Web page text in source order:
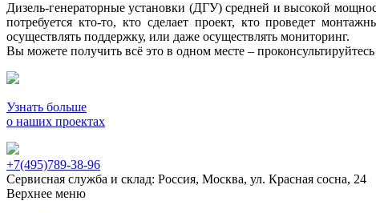
Дизель-генераторные установки (ДГУ) средней и высокой
потребуется кто-то, кто сделает проект, кто проведет
осуществлять поддержку, или даже осуществлять мониторинг.
Вы можете получить всё это в одном месте –
Узнать больше
о наших проектах
+7(495)789-38-96
Сервисная служба и склад: Россия, Москва, ул. Красная сосна, 24
Верхнее меню